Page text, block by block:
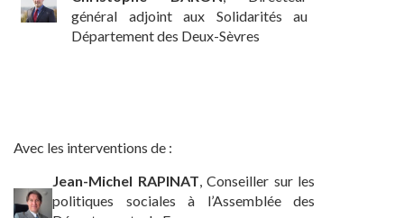
général adjoint aux Solidarités au
Département des Deux-Sèvres
Avec les interventions de :
Jean-Michel RAPINAT , Conseiller sur les
politiques sociales à l’Assemblée des